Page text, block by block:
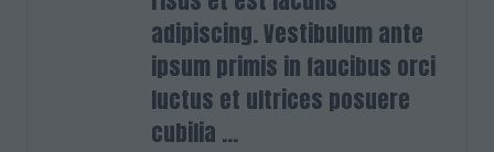
adipiscing. Vestibulum ante
ipsum primis in faucibus orci
luctus et ultrices posuere
cubilia ...